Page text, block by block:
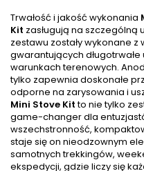
Trwałość i jakość wykonania
Kit zasługują na szczególną
zestawu zostały wykonane
gwarantujących
warunkach terenowych.
tylko zapewnia doskonałe
odporne na zarysowania i
Mini Stove Kitto nie tylko
game-changer dla
wszechstronność,
staje się on nieodzownym
samotnych trekkingów,
ekspedycji, gdzie liczy się